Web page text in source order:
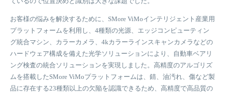
お客様の悩みを解決するために、SMore ViMoインテリジェント産業用
プラットフォームを利用し、4種類の光源、エッジコンピューティン
グ統合マシン、カラーカメラ、4kカラーラインスキャンカメラなどの
ハードウェア構成を備えた光学ソリューションにより、自動車ベアリ
ング検査の統合ソリューションを実現しました。高精度のアルゴリズ
ムを搭載したSMore ViMoプラットフォームは、錆、油汚れ、傷など製
品に存在する23種類以上の欠陥を認識できるため、高精度で高品質の
製品の欠陥検出のため、カスタマイズされた外観検査ソフトウェアを
開発するに使用されたのはSmartMore ViMoとVi-Labシステムです。開
発したソフトウェアは複数の欠陥検出ができ、99.9%以上の製品検出
率を達成しました。ハードウェアソリューションは、検査業界で一般
的に使用されているマルチカメラ式選別装置をベースにし、ラベリン
グマシンとして機能する場合、処理速度は最大7200 pcs/hに達せま
ていました。
インテリジェント産業用プラットフォームのVi-Studioソリューション
により、SmartMoreは従来の検査方法を分類、検出、セグメンテーシ
ョンを統合したアルゴリズムモデルに改良しました。あらゆる欠陥を
検出できるために設計されたアルゴリズムはお客様の検査要件を満た
し、様々な環境においてロバスト性も強くなり、欠陥検出率は99.9%